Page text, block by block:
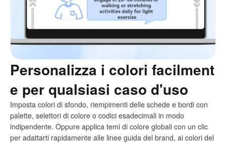
Personalizza i colori facilment
e per qualsiasi caso d'uso
Imposta colori di sfondo, riempimenti delle schede e bordi con
palette, selettori di colore o codici esadecimali in modo
indipendente. Oppure applica temi di colore globali con un clic
per adattarti rapidamente alle linee guida del brand, ai colori del